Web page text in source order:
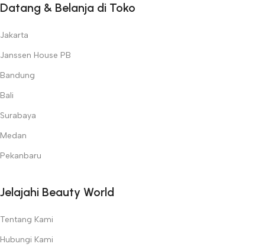
Datang & Belanja di Toko
Jakarta
Janssen House PB
Bandung
Bali
Surabaya
Medan
Pekanbaru
Jelajahi Beauty World
Tentang Kami
Hubungi Kami